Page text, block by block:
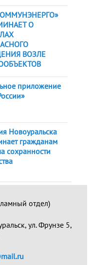
О
ВОЗЛЕ
приложение
Новоуральска
гражданам
сохранности
отдел)
ул. Фрунзе 5,